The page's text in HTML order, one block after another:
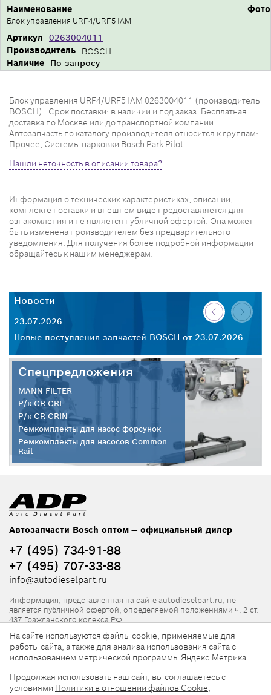
Фото
Производитель BOSCH
Артикул 0263004011
Наименование
Блок управления URF4/URF5 IAM
Наличие По запросу
Блок управления URF4/URF5 IAM 0263004011 (производитель
BOSCH) . Срок поставки: в наличии и под заказ. Бесплатная
доставка по Москве или до транспортной компании.
Автозапчасть по каталогу производителя относится к группам:
Прочее, Системы парковки Bosch Park Pilot.
Нашли неточность в описании товара?
Информация о технических характеристиках, описании,
комплекте поставки и внешнем виде предоставляется для
ознакомления и не является публичной офертой. Она может
быть изменена производителем без предварительного
уведомления. Для получения более подробной информации
обращайтесь к нашим менеджерам.
Новости
23.07.2026
Новые поступления запчастей BOSCH от 23.07.2026
Спецпредложения
MANN FILTER
Р/к CR CRI
Р/к CR CRIN
Ремкомплекты для насос-форсунок
Ремкомплекты для насосов Common
Rail
Автозапчасти Bosch оптом — официальный дилер
+7 (495) 734-91-88
+7 (495) 707-33-88
info@autodieselpart.ru
Информация, представленная на сайте autodieselpart.ru, не
является публичной офертой, определяемой положениями ч. 2 ст.
437 Гражданского кодекса РФ.
Нормативная документация
ADP в социальных сетях
На сайте используются файлы cookie, применяемые для
работы сайта, а также для анализа использования сайта с
использованием метрической программы Яндекс.Метрика.
Продолжая использовать наш сайт, вы соглашаетесь с
условиями Политики в отношении файлов Cookie,